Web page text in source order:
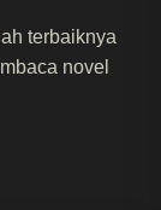
terbaiknya
novel